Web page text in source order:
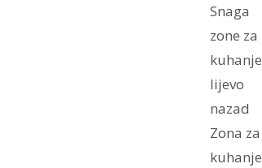
Snaga
zone za
kuhanje
lijevo
nazad
Zona za
kuhanje